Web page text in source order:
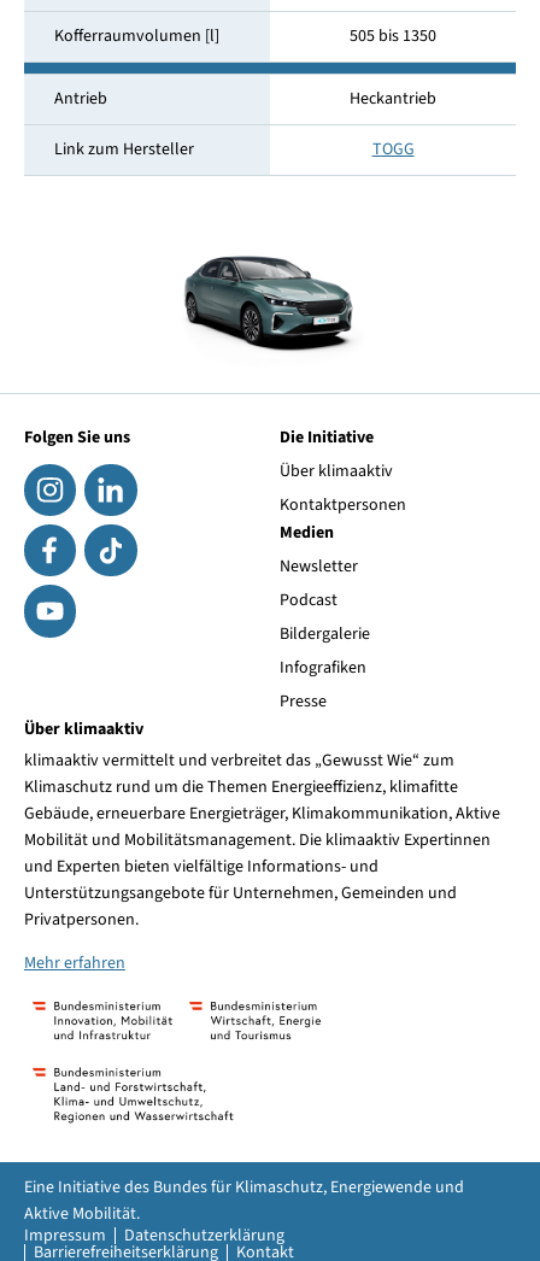
Kofferraumvolumen [l] 505 bis 1350
Antrieb Heckantrieb
Link zum Hersteller TOGG
Folgen Sie uns
Die Initiative
Über klimaaktiv
Kontaktpersonen
Medien
Newsletter
Podcast
Bildergalerie
Infografiken
Presse
Über klimaaktiv
klimaaktiv vermittelt und verbreitet das „Gewusst Wie“ zum
Klimaschutz rund um die Themen Energieeffizienz, klimafitte
Gebäude, erneuerbare Energieträger, Klimakommunikation, Aktive
Mobilität und Mobilitätsmanagement. Die klimaaktiv Expertinnen
und Experten bieten vielfältige Informations- und
Unterstützungsangebote für Unternehmen, Gemeinden und
Privatpersonen.
Mehr erfahren
Impressum Datenschutzerklärung
Barrierefreiheitserklärung Kontakt
Eine Initiative des Bundes für Klimaschutz, Energiewende und
Aktive Mobilität.